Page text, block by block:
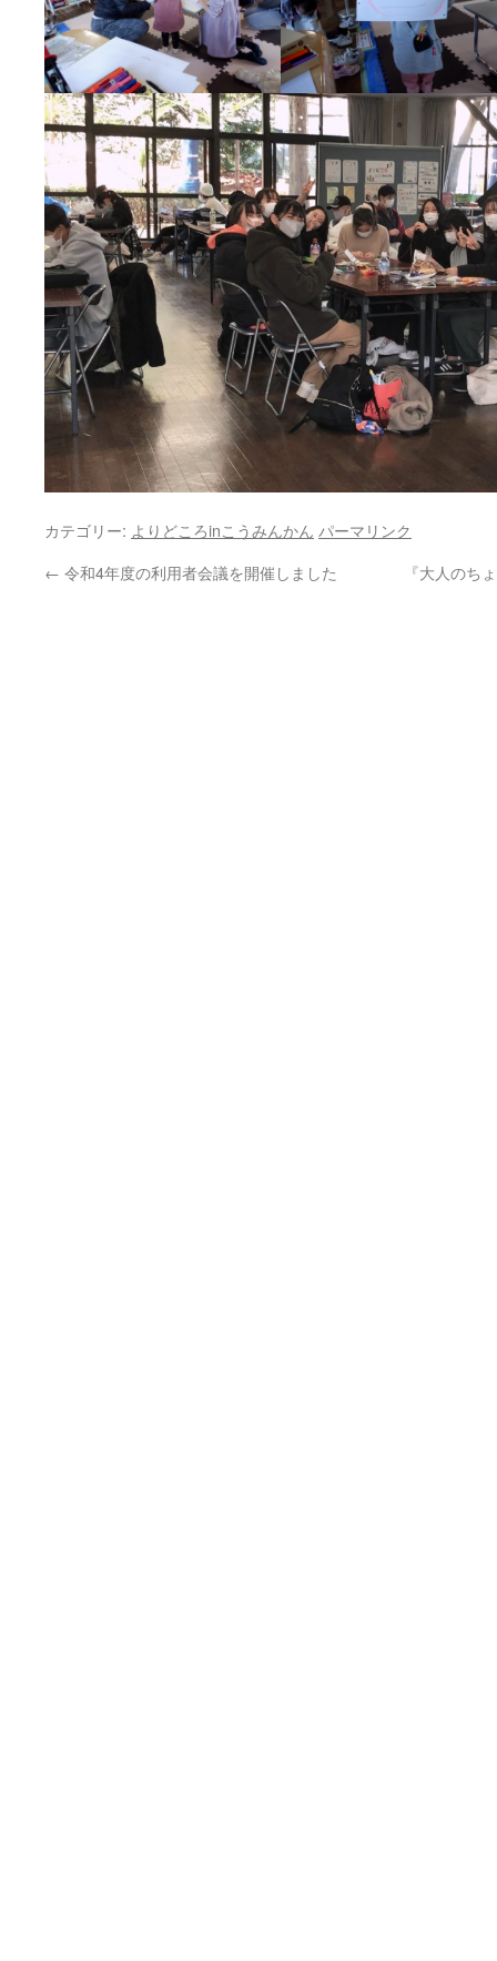
カテゴリー: よりどころinこうみんかん パーマリンク
← 令和4年度の利用者会議を開催しました 『大人のち